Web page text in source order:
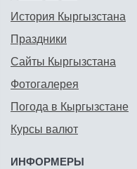
История Кыргызстана
Праздники
Сайты Кыргызстана
Фотогалерея
Погода в Кыргызстане
Курсы валют
ИНФОРМЕРЫ